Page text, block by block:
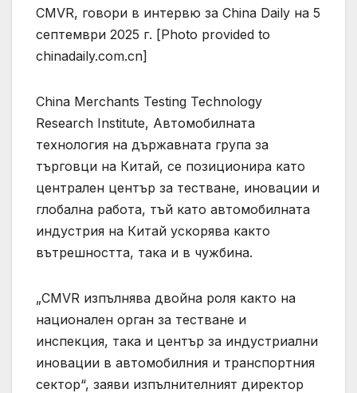
CMVR, говори в интервю за China Daily на 5
септември 2025 г. [Photo provided to
chinadaily.com.cn]
China Merchants Testing Technology
Research Institute, Автомобилната
технология на държавната група за
търговци на Китай, се позиционира като
централен център за тестване, иновации и
глобална работа, тъй като автомобилната
индустрия на Китай ускорява както
вътрешността, така и в чужбина.
„CMVR изпълнява двойна роля както на
национален орган за тестване и
инспекция, така и център за индустриални
иновации в автомобилния и транспортния
сектор“, заяви изпълнителният директор